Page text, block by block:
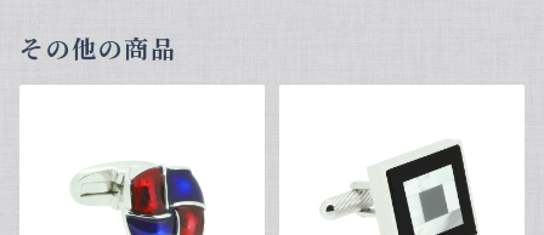
その他の商品